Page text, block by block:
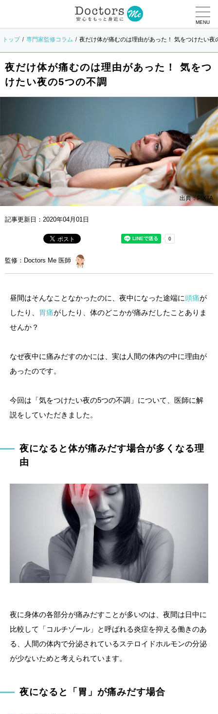
MENU
トップ 専門家監修コラム 夜だけ体が痛むのは理由があった！ 気をつけたい夜
夜だけ体が痛むのは理由があった！ 気をつ
けたい夜の5つの不調
出典：PIXTA
記事更新日： 2020年04月01日
監修：Doctors Me 医師
昼間はそんなことなかったのに、夜中になった途端に頭痛が
したり、
胃痛がしたり、体のどこかが痛みだしたことありま
せんか？
なぜ夜中に痛みだすのかには、実は人間の体内の中に理由が
あったのです。
今回は「気をつけたい夜の5つの不調」について、医師に解
説をしていただきました。
夜になると体が痛みだす場合が多くなる理
由
夜に身体の各部分が痛みだすことが多いのは、夜間は日中に
比較して「コルチゾール」と呼ばれる炎症を抑える働きのあ
る、人間の体内で分泌されているステロイドホルモンの分泌
が少ないためと考えられています。
夜になると「胃」が痛みだす場合